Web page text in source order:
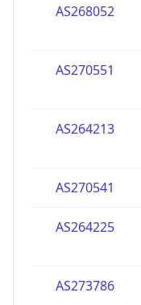
AS268052
AS270551
AS264213
AS270541
AS264225
AS273786